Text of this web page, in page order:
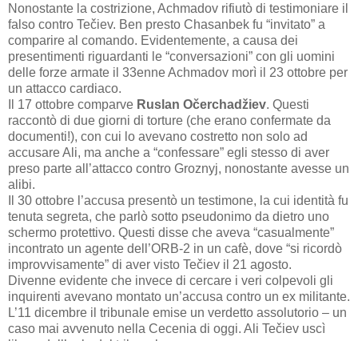
Nonostante la costrizione, Achmadov rifiutò di testimoniare il
falso contro Tečiev. Ben presto Chasanbek fu “invitato” a
comparire al comando. Evidentemente, a causa dei
presentimenti riguardanti le “conversazioni” con gli uomini
delle forze armate il 33enne Achmadov morì il 23 ottobre per
un attacco cardiaco.
17 ottobre comparve Ruslan Očerchadžiev. Questi
raccontò di due giorni di torture (che erano confermate da
documenti!), con cui lo avevano costretto non solo ad
accusare Ali, ma anche a “confessare” egli stesso di aver
preso parte all’attacco contro Groznyj, nonostante avesse un
alibi.
Il 30 ottobre l’accusa presentò un testimone, la cui identità fu
tenuta segreta, che parlò sotto pseudonimo da dietro uno
schermo protettivo. Questi disse che aveva “casualmente”
incontrato un agente dell’ORB-2 in un cafè, dove “si ricordò
improvvisamente” di aver visto Tečiev il 21 agosto.
Divenne evidente che invece di cercare i veri colpevoli gli
inquirenti avevano montato un’accusa contro un ex militante.
L’11 dicembre il tribunale emise un verdetto assolutorio – un
caso mai avvenuto nella Cecenia di oggi. Ali Tečiev uscì